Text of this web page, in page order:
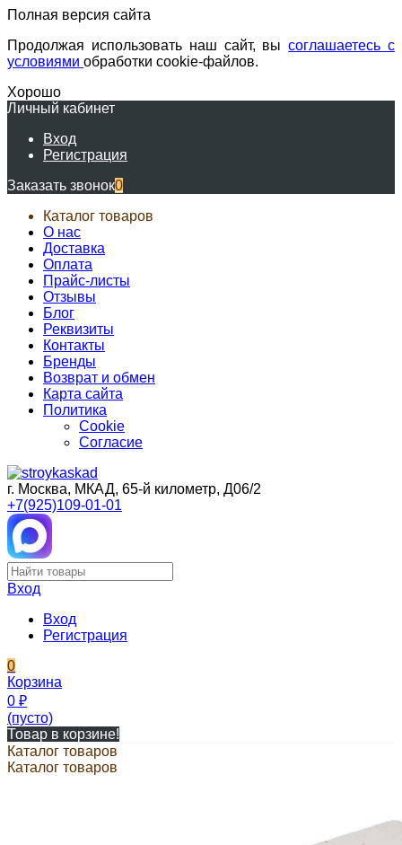
Полная версия сайта
Продолжая использовать наш сайт, высоглашаетесь с
условиями обработки cookie-файлов.
Хорошо
Личный кабинет
Вход
Регистрация
Заказать звонок0
Каталог товаров
О нас
Доставка
Оплата
Прайс-листы
Отзывы
Блог
Реквизиты
Контакты
Бренды
Возврат и обмен
Карта сайта
Политика
Cookie
Согласие
г. Москва, МКАД, 65-й километр, Д06/2
+7(925)109-01-01
Вход
Вход
Регистрация
0
Корзина
0 ₽
(пусто)
Товар в корзине!
Каталог товаров
Каталог товаров